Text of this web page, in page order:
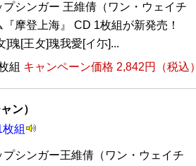
プシンガー 王維倩（ワン・ウェイチ
摩登上海』 CD 1枚組が新発売！
]瑰[王攵]瑰我愛[イ尓]...
組 キャンペーン価格 2,842円（税込）
ン）
枚組
プシンガー王維倩（ワン・ウェイチ